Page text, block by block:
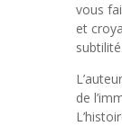
vous
et
subtilité.
de